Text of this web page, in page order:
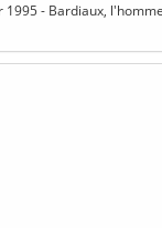
1995 - Bardiaux,